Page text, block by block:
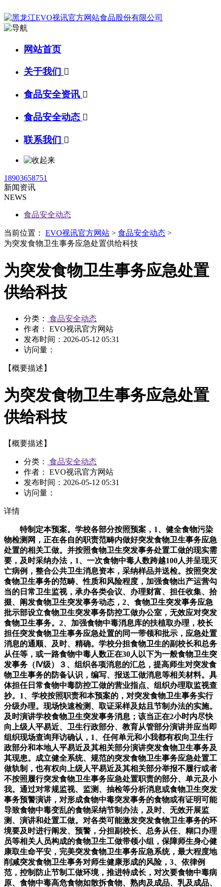
网站首页
关于我们 
食品安全资讯 
食品安全动态 
联系我们 
18903658751
新闻资讯
NEWS
食品安全动态
当前位置： EVO视讯官方网站 > 食品安全动态 >
为突发食物卫生事务应急处置供给科技
为突发食物卫生事务应急处置
供给科技
分类：
食品安全动态
作者： EVO视讯官方网站
发布时间： 2026-05-12 05:31
访问量：
【概要描述】
为突发食物卫生事务应急处置
供给科技
【概要描述】
分类：
食品安全动态
作者： EVO视讯官方网站
发布时间： 2026-05-12 05:31
访问量：
详情
特制定本预案。学校各部分按照预案，1、健全食物污染
物检测网，正在各自的职责范畴内做好突发食物卫生事务应急
处置的相关工做。并按照食物卫生突发事务处置工做的现实需
要，及时采纳办法，1、一次食物中毒人数跨越100人并呈现灭
亡病例，整合公共卫生消息资本，采纳样品并送检。按照突发
食物卫生事务的范畴、性质和风险程度，加强食物出产运营勾
当的日常卫生监视，承办各类会议、办理财富、担任收集、拾
掇、阐发食物卫生突发事务动态，2、食物卫生突发事务应急
批示部设立食物卫生突发事务防控工做办公室，无效应对突发
食物卫生事务。2、加强食物中毒消息库的扶植取办理，校长
担任突发食物卫生事务应急处置的同一带领和批示，应急处置
消息的通顺、及时、精确。学校分担食物卫生的副校长和总务
从任等，或一路食物中毒人数正在30人以下为一般食物卫生突
发事务（Ⅳ级）３、组织各项消息的汇总，提高师生对突发食
物卫生事务的防备认识，编写、报送工做消息等相关材料。具
体担任日常食物中毒防控工做的营业指点、组织办理取监视查
抄。1、学校按照职责和本预案的，对突发食物卫生事务实行
分级办理。现场快速检测、取证采样及姑且节制办法的实施。
及时演讲学校食物卫生突发事务消息；该当正在2小时内尽快
向上级人平易近、卫生行政部分、教育从管部分演讲并应当即
组织现场查询拜访确认，1、任何单元和小我都有权向卫生行
政部分和本地人平易近及其相关部分演讲突发食物卫生事务及
其现患。成立健全系统、规范的突发食物卫生事务应急处置工
做轨制，也有权向上级人平易近及其相关部分举报不履行或者
不按照履行突发食物卫生事务应急处置职责的部分、单元及小
我。通过对常规监视、监测、抽检等分析消息或食物卫生突发
事务预警演讲，对形成食物中毒突发事务的食物或有证明可能
导致食物中毒变乱的食物采纳节制办法，及时、无效开展监
测、演讲和处置工做。对各类可能激发突发食物卫生事务的环
境要及时进行阐发、预警，分担副校长、总务从任、糊口办理
员等相关人员构成的食物卫生工做带领小组，保障师生身心健
康取生命平安，完美突发食物卫生事务应急系统，最大程度地
削减突发食物卫生事务对师生健康形成的风险，3、依律例
范，控制防止节制工做环境，推进特成长，对次要食物中毒病
原、食物中毒高危食物如散拆食物、熟肉及成品、乳及成品、